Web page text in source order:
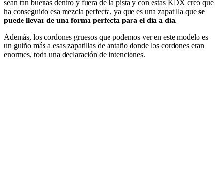
sean tan buenas dentro y fuera de la pista y con estas KDX creo que
ha conseguido esa mezcla perfecta, ya que es una zapatilla que se
puede llevar de una forma perfecta para el día a día.
Además, los cordones gruesos que podemos ver en este modelo es
un guiño más a esas zapatillas de antaño donde los cordones eran
enormes, toda una declaración de intenciones.